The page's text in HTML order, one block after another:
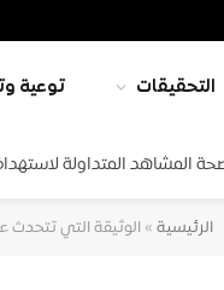
التحقيقات توعية
المشاهد المتداولة
الرئيسية» الوثيقة التي تتحدث